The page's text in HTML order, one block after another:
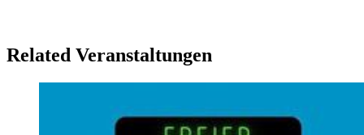
Related Veranstaltungen